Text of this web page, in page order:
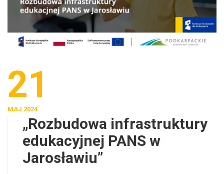
21
MAJ 2024
„Rozbudowa infrastruktury
edukacyjnej PANS w
Jarosławiu”